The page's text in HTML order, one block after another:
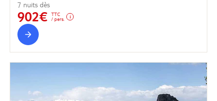
7 nuits dès
902€
TTC
/ pers.